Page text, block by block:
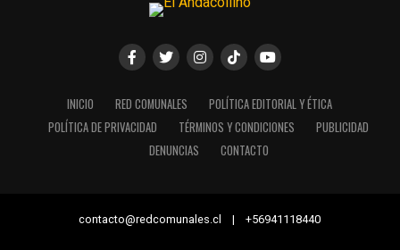
INICIO RED COMUNALES
POLÍTICA EDITORIAL Y ÉTICA
POLÍTICA DE PRIVACIDAD
TÉRMINOS Y CONDICIONES
PUBLICIDAD
DENUNCIAS
CONTACTO
contacto@redcomunales.cl | +56941118440